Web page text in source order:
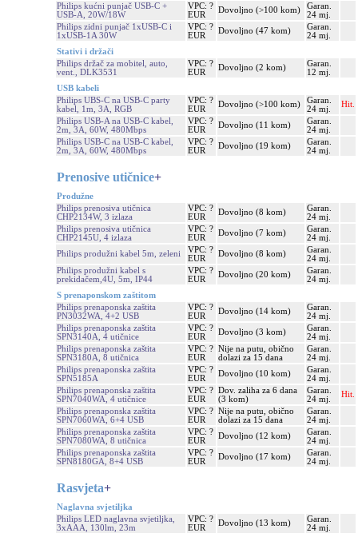
Philips kućni punjač USB-C +
USB-A, 20W/18W
VPC: ?
EUR
Dovoljno (>100 kom)
Garan.
24 mj.
Philips zidni punjač 1xUSB-C i
1xUSB-1A 30W
VPC: ?
EUR
Dovoljno (47 kom)
Garan.
24 mj.
Stativi i držači
Philips držač za mobitel, auto,
vent., DLK3531
VPC: ?
EUR
Dovoljno (2 kom)
Garan.
12 mj.
USB kabeli
Philips UBS-C na USB-C party
kabel, 1m, 3A, RGB
VPC: ?
EUR
Dovoljno (>100 kom)
Garan.
24 mj.
Hit.
Philips USB-A na USB-C kabel,
2m, 3A, 60W, 480Mbps
VPC: ?
EUR
Dovoljno (11 kom)
Garan.
24 mj.
Philips USB-C na USB-C kabel,
2m, 3A, 60W, 480Mbps
VPC: ?
EUR
Dovoljno (19 kom)
Garan.
24 mj.
Prenosive utičnice+
Produžne
Philips prenosiva utičnica
CHP2134W, 3 izlaza
VPC: ?
EUR
Dovoljno (8 kom)
Garan.
24 mj.
Philips prenosiva utičnica
CHP2145U, 4 izlaza
VPC: ?
EUR
Dovoljno (7 kom)
Garan.
24 mj.
Philips produžni kabel 5m, zeleni
VPC: ?
EUR
Dovoljno (8 kom)
Garan.
24 mj.
Philips produžni kabel s
prekidačem,4U, 5m, IP44
VPC: ?
EUR
Dovoljno (20 kom)
Garan.
24 mj.
S prenaponskom zaštitom
Philips prenaponska zaštita
PN3032WA, 4+2 USB
VPC: ?
EUR
Dovoljno (14 kom)
Garan.
24 mj.
Philips prenaponska zaštita
SPN3140A, 4 utičnice
VPC: ?
EUR
Dovoljno (3 kom)
Garan.
24 mj.
Philips prenaponska zaštita
SPN3180A, 8 utičnica
VPC: ?
EUR
Nije na putu, obično
dolazi za 15 dana
Garan.
24 mj.
Philips prenaponska zaštita
SPN5185A
VPC: ?
EUR
Dovoljno (10 kom)
Garan.
24 mj.
Philips prenaponska zaštita
SPN7040WA, 4 utičnice
VPC: ?
EUR
Dov. zaliha za 6 dana
(3 kom)
Garan.
24 mj.
Hit.
Philips prenaponska zaštita
SPN7060WA, 6+4 USB
VPC: ?
EUR
Nije na putu, obično
dolazi za 15 dana
Garan.
24 mj.
Philips prenaponska zaštita
SPN7080WA, 8 utičnica
VPC: ?
EUR
Dovoljno (12 kom)
Garan.
24 mj.
Philips prenaponska zaštita
SPN8180GA, 8+4 USB
VPC: ?
EUR
Dovoljno (17 kom)
Garan.
24 mj.
Rasvjeta+
Naglavna svjetiljka
Philips LED naglavna svjetiljka,
3xAAA, 130lm, 23m
VPC: ?
EUR
Dovoljno (13 kom)
Garan.
24 mj.